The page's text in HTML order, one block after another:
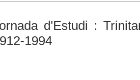
d'Estudi :
1994